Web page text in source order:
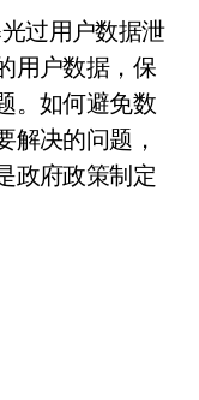
过用户数据泄
用户数据，保
。如何避免数
解决的问题，
政府政策制定